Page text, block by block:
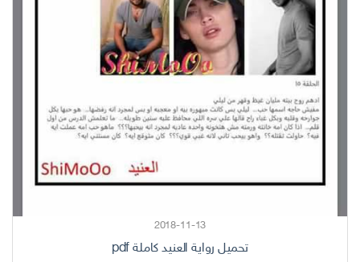
2018-11-13
تحميل رواية العنيد كاملة pdf